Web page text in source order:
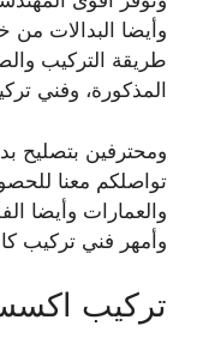
وأيضا البدالات
طريقة التركيب
المذكورة، وفني
ومحترفين بتصليح
تواصلكم معنا
والعمارات وأيضا
وأمهر فني تركيب
تركيب